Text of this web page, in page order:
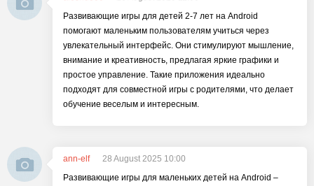
Развивающие игры для детей 2-7 лет на Android
помогают маленьким пользователям учиться через
увлекательный интерфейс. Они стимулируют мышление,
внимание и креативность, предлагая яркие графики и
простое управление. Такие приложения идеально
подходят для совместной игры с родителями, что делает
обучение веселым и интересным.
ann-elf
28 August 2025 10:00
Развивающие игры для маленьких детей на Android –